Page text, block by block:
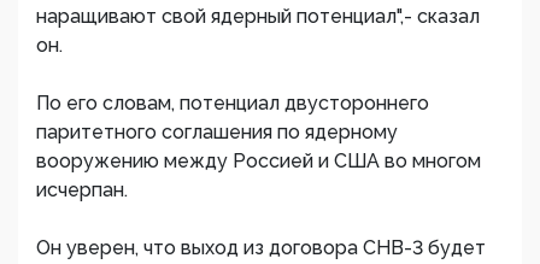
наращивают свой ядерный потенциал",- сказал
он.
По его словам, потенциал двустороннего
паритетного соглашения по ядерному
вооружению между Россией и США во многом
исчерпан.
Он уверен, что выход из договора СНВ-3 будет